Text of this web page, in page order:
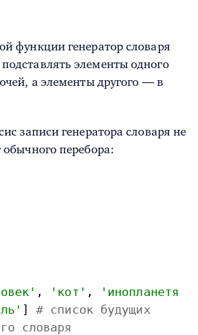
функции генератор словаря
элементы одного
а элементы другого — в
записи генератора словаря не
обычного перебора:
, 'кот' ,
'инопланетя
] # список будущих
словаря